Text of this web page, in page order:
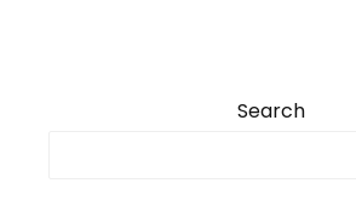
Search